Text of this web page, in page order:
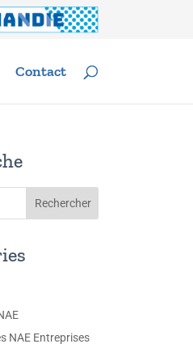
Contact
NAE Entreprises